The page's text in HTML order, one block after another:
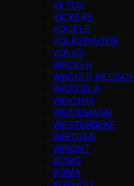
VETUS
VICKERS
VÖGELE
VOLKSWAGEN
VOLVO
WACKER
WACKER
WARTSILA
WEICHAI
WEIDEMANN
WESTERBEKE
WIRTGEN
WRIGHT
XCMG
XGMA